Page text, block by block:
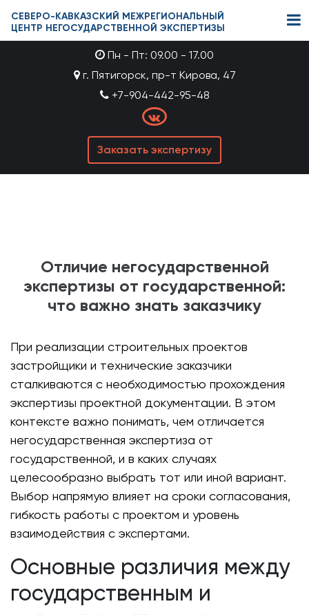
СЕВЕРО-КАВКАЗСКИЙ МЕЖРЕГИОНАЛЬНЫЙ
ЦЕНТР НЕГОСУДАРСТВЕННОЙ ЭКСПЕРТИЗЫ
Пн - Пт: 09.00 - 17.00
г. Пятигорск, пр-т Кирова, 47
+7-904-442-95-48
Заказать экспертизу
Отличие негосударственной
экспертизы от государственной:
что важно знать заказчику
При реализации строительных проектов
застройщики и технические заказчики
сталкиваются с необходимостью прохождения
экспертизы проектной документации. В этом
контексте важно понимать, чем отличается
негосударственная экспертиза от
государственной, и в каких случаях
целесообразно выбрать тот или иной вариант.
Выбор напрямую влияет на сроки согласования,
гибкость работы с проектом и уровень
взаимодействия с экспертами.
Основные различия между
государственным и